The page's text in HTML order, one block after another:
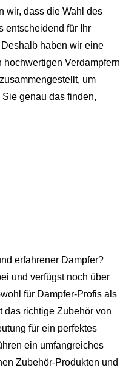
wir, dass die Wahl des
entscheidend für Ihr
haben wir eine
hochwertigen Verdampfern
um
genau das finden,
erfahrener Dampfer?
und verfügst noch über
für Dampfer-Profis als
das richtige Zubehör von
für ein perfektes
ein umfangreiches
Zubehör-Produkten und